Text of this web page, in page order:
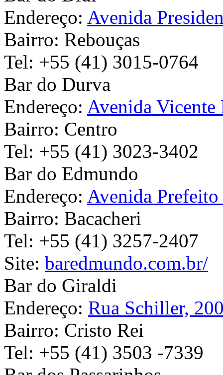
Endereço: Avenida
Bairro: Rebouças
Tel: +55 (41) 3015-0764
Bar do Durva
Endereço: Avenida
Bairro: Centro
Tel: +55 (41) 3023-3402
Bar do Edmundo
Endereço: Avenida
Bairro: Bacacheri
Tel: +55 (41) 3257-2407
Site: baredmundo.com.br/
Bar do Giraldi
Endereço: Rua Schiller,
Bairro: Cristo Rei
Tel: +55 (41) 3503 -7339